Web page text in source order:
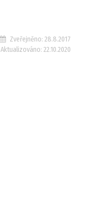
Zveřejněno: 28.8.2017
Aktualizováno: 22.10.2020